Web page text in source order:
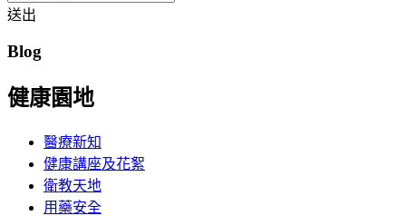
送出
Blog
健康園地
醫療新知
健康講座及花絮
衛教天地
用藥安全